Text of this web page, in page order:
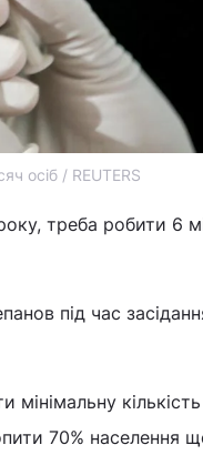
осіб / REUTERS
треба робити 6
під час
мінімальну
70% населення